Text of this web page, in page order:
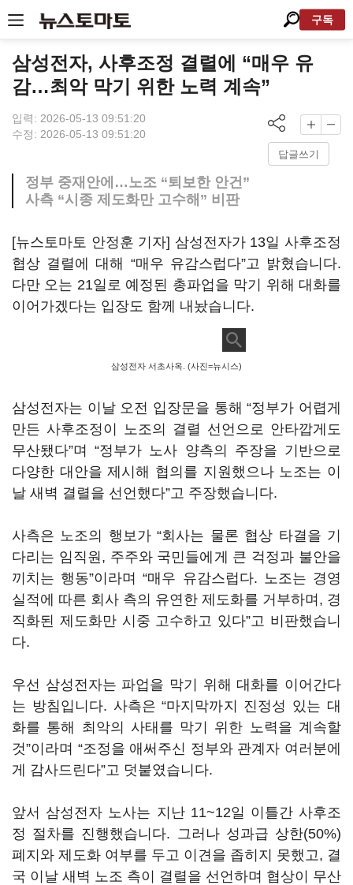
구독
삼성전자, 사후조정 결렬에 “매우 유
감…최악 막기 위한 노력 계속”
입력: 2026-05-13 09:51:20
수정: 2026-05-13 09:51:20
답글쓰기
정부 중재안에…노조 “퇴보한 안건”
사측 “시종 제도화만 고수해” 비판
[뉴스토마토 안정훈 기자] 삼성전자가 13일 사후조정
협상 결렬에 대해 “매우 유감스럽다”고 밝혔습니다.
다만 오는 21일로 예정된 총파업을 막기 위해 대화를
이어가겠다는 입장도 함께 내놨습니다.
삼성전자 서초사옥. (사진=뉴시스)
삼성전자는 이날 오전 입장문을 통해 “정부가 어렵게
만든 사후조정이 노조의 결렬 선언으로 안타깝게도
무산됐다”며 “정부가 노사 양측의 주장을 기반으로
다양한 대안을 제시해 협의를 지원했으나 노조는 이
날 새벽 결렬을 선언했다”고 주장했습니다.
사측은 노조의 행보가 “회사는 물론 협상 타결을 기
다리는 임직원, 주주와 국민들에게 큰 걱정과 불안을
끼치는 행동”이라며 “매우 유감스럽다. 노조는 경영
실적에 따른 회사 측의 유연한 제도화를 거부하며, 경
직화된 제도화만 시중 고수하고 있다”고 비판했습니
다.
우선 삼성전자는 파업을 막기 위해 대화를 이어간다
는 방침입니다. 사측은 “마지막까지 진정성 있는 대
화를 통해 최악의 사태를 막기 위한 노력을 계속할
것”이라며 “조정을 애써주신 정부와 관계자 여러분에
게 감사드린다”고 덧붙였습니다.
앞서 삼성전자 노사는 지난 11~12일 이틀간 사후조
정 절차를 진행했습니다. 그러나 성과급 상한(50%)
폐지와 제도화 여부를 두고 이견을 좁히지 못했고, 결
국 이날 새벽 노조 측이 결렬을 선언하며 협상이 무산